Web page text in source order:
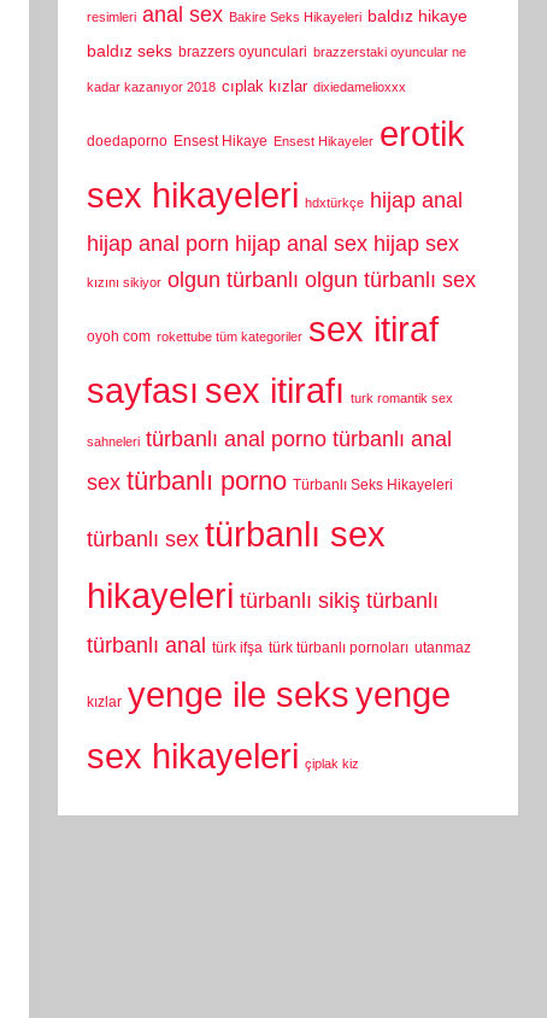
resimleri anal sex Bakire Seks Hikayeleri baldız hikaye
baldız seks brazzers oyunculari brazzerstaki oyuncular ne
kadar kazanıyor 2018 cıplak kızlar dixiedamelioxxx
doedaporno Ensest Hikaye Ensest Hikayeler erotik
sex hikayeleri hdxtürkçe hijap anal
hijap anal porn hijap anal sex hijap sex
kızını sikiyor olgun türbanlı olgun türbanlı sex
oyoh com rokettube tüm kategoriler sex itiraf
sayfası sex itirafı turk romantik sex
sahneleri türbanlı anal porno türbanlı anal
sex türbanlı porno Türbanlı Seks Hikayeleri
türbanlı sex türbanlı sex
hikayeleri türbanlı sikiş türbanlı
türbanlı anal türk ifşa türk türbanlı pornoları utanmaz
kızlar yenge ile seksyenge
sex hikayeleri çiplak kiz